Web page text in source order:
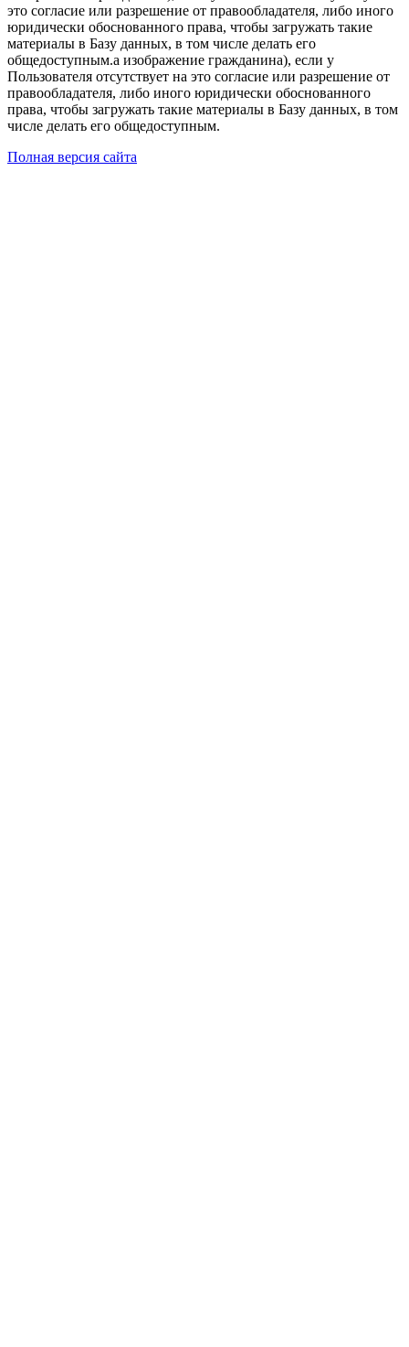
это согласие или разрешение от правообладателя, либо иного
юридически обоснованного права, чтобы загружать такие
материалы в Базу данных, в том числе делать его
общедоступным.а изображение гражданина), если у
Пользователя отсутствует на это согласие или разрешение от
правообладателя, либо иного юридически обоснованного
права, чтобы загружать такие материалы в Базу данных, в том
числе делать его общедоступным.
Полная версия сайта